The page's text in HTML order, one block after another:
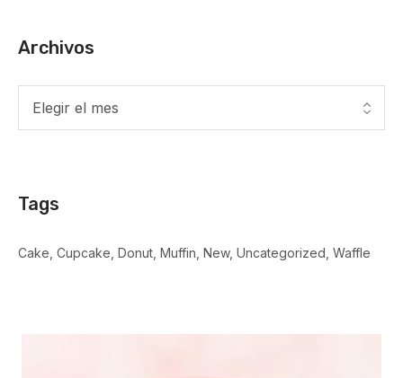
Archivos
Tags
Cake Cupcake Donut Muffin New Uncategorized Waffle